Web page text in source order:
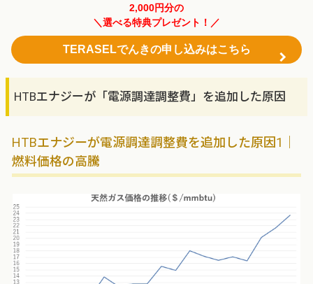
2,000円分の
＼選べる特典プレゼント！／
TERASELでんきの申し込みはこちら
HTBエナジーが「電源調達調整費」を追加した原因
HTBエナジーが電源調達調整費を追加した原因1｜
燃料価格の高騰